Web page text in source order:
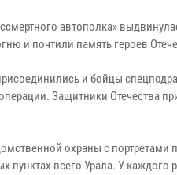
автополка»
и почтили память героев
и бойцы
Защитники Отечества
охраны с портретами
пунктах всего Урала. У каждого